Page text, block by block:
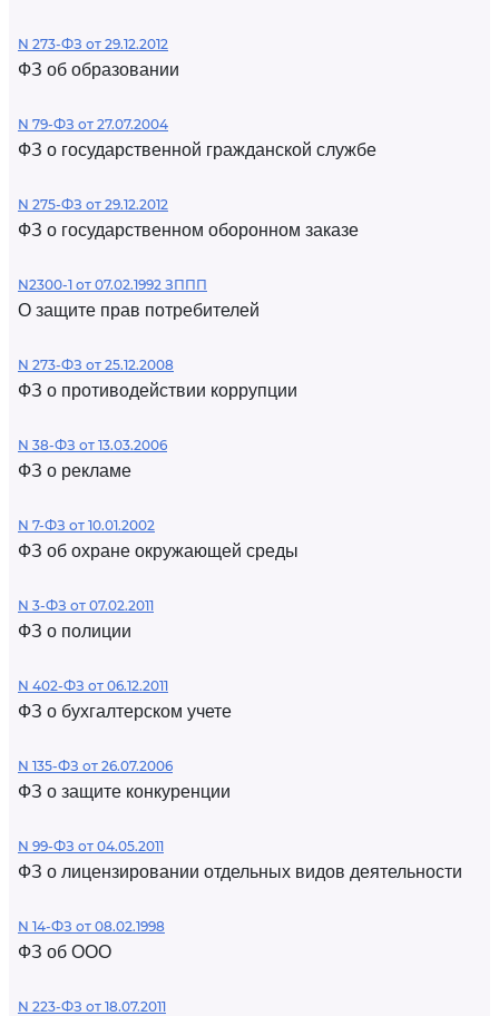
N 273-ФЗ от 29.12.2012
ФЗ об образовании
N 79-ФЗ от 27.07.2004
ФЗ о государственной гражданской службе
N 275-ФЗ от 29.12.2012
ФЗ о государственном оборонном заказе
N2300-1 от 07.02.1992 ЗППП
О защите прав потребителей
N 273-ФЗ от 25.12.2008
ФЗ о противодействии коррупции
N 38-ФЗ от 13.03.2006
ФЗ о рекламе
N 7-ФЗ от 10.01.2002
ФЗ об охране окружающей среды
N 3-ФЗ от 07.02.2011
ФЗ о полиции
N 402-ФЗ от 06.12.2011
ФЗ о бухгалтерском учете
N 135-ФЗ от 26.07.2006
ФЗ о защите конкуренции
N 99-ФЗ от 04.05.2011
ФЗ о лицензировании отдельных видов деятельности
N 14-ФЗ от 08.02.1998
ФЗ об ООО
N 223-ФЗ от 18.07.2011